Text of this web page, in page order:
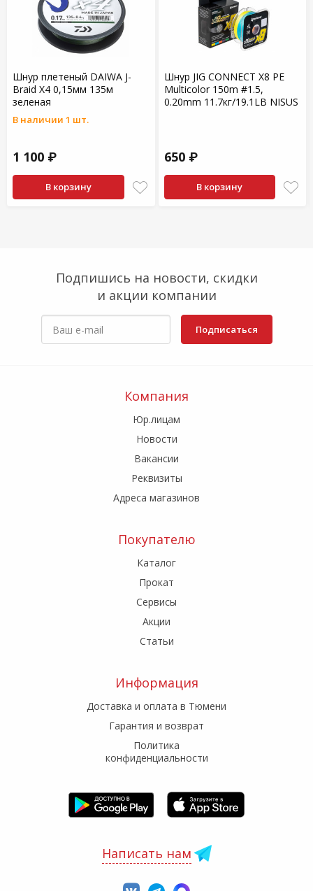
Шнур плетеный DAIWA J-
Braid X4 0,15мм 135м
зеленая
В наличии 1 шт.
1 100 ₽
В корзину
Шнур JIG CONNECT X8 PE
Multicolor 150m #1.5,
0.20mm 11.7кг/19.1LB NISUS
650 ₽
В корзину
Подпишись на новости, скидки
и акции компании
Подписаться
Компания
Юр.лицам
Новости
Вакансии
Реквизиты
Адреса магазинов
Покупателю
Каталог
Прокат
Сервисы
Акции
Статьи
Информация
Доставка и оплата в Тюмени
Гарантия и возврат
Политика
конфиденциальности
Написать нам